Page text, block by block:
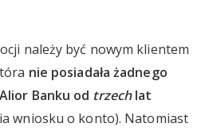
należy być nowym klientem
nie posiadała żadnego
Banku od trzechlat
wniosku o konto). Natomiast